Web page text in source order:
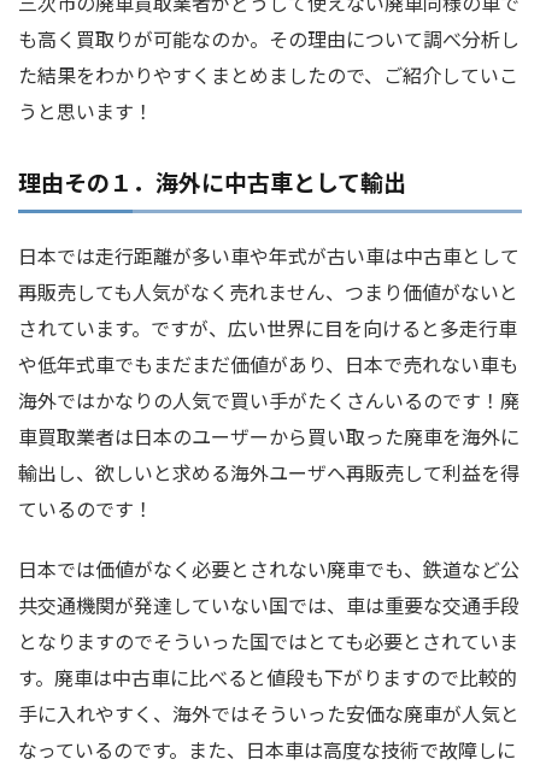
も高く買取りが可能なのか。その理由について調べ分析し
た結果をわかりやすくまとめましたので、ご紹介していこ
うと思います！
理由その１．海外に中古車として輸出
日本では走行距離が多い車や年式が古い車は中古車として
再販売しても人気がなく売れません、つまり価値がないと
されています。ですが、広い世界に目を向けると多走行車
や低年式車でもまだまだ価値があり、日本で売れない車も
海外ではかなりの人気で買い手がたくさんいるのです！廃
車買取業者は日本のユーザーから買い取った廃車を海外に
輸出し、欲しいと求める海外ユーザへ再販売して利益を得
ているのです！
日本では価値がなく必要とされない廃車でも、鉄道など公
共交通機関が発達していない国では、車は重要な交通手段
となりますのでそういった国ではとても必要とされていま
す。廃車は中古車に比べると値段も下がりますので比較的
手に入れやすく、海外ではそういった安価な廃車が人気と
なっているのです。また、日本車は高度な技術で故障しに